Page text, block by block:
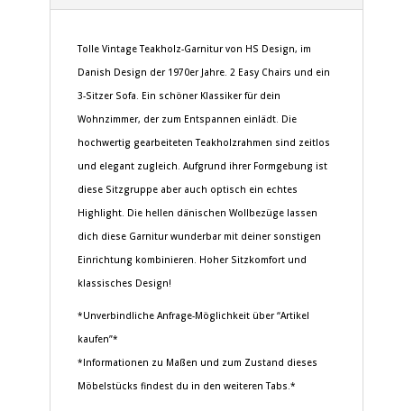
Tolle Vintage Teakholz-Garnitur von HS Design, im
Danish Design der 1970er Jahre. 2 Easy Chairs und ein
3-Sitzer Sofa. Ein schöner Klassiker für dein
Wohnzimmer, der zum Entspannen einlädt. Die
hochwertig gearbeiteten Teakholzrahmen sind zeitlos
und elegant zugleich. Aufgrund ihrer Formgebung ist
diese Sitzgruppe aber auch optisch ein echtes
Highlight. Die hellen dänischen Wollbezüge lassen
dich diese Garnitur wunderbar mit deiner sonstigen
Einrichtung kombinieren. Hoher Sitzkomfort und
klassisches Design!
*Unverbindliche Anfrage-Möglichkeit über “Artikel
kaufen”*
*Informationen zu Maßen und zum Zustand dieses
Möbelstücks findest du in den weiteren Tabs.*